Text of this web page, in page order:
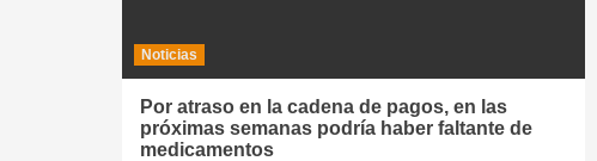
Noticias
Por atraso en la cadena de pagos, en las
próximas semanas podría haber faltante de
medicamentos